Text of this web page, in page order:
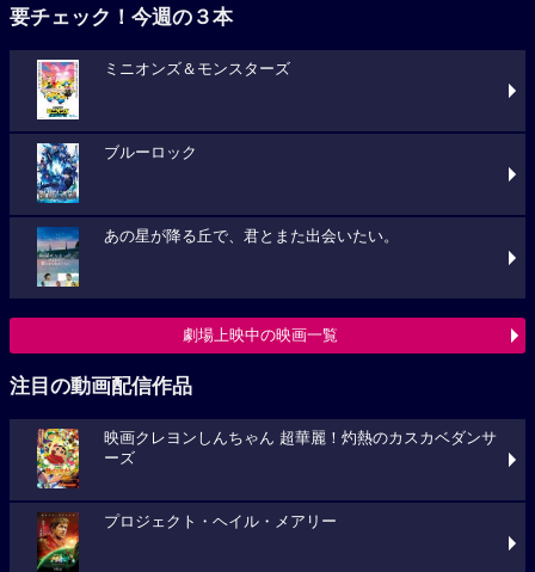
要チェック！今週の３本
ミニオンズ＆モンスターズ
ブルーロック
あの星が降る丘で、君とまた出会いたい。
劇場上映中の映画一覧
注目の動画配信作品
映画クレヨンしんちゃん 超華麗！灼熱のカスカベダンサ
ーズ
プロジェクト・ヘイル・メアリー